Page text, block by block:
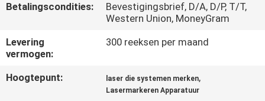
NIEUWS
DE
OPLOSSING
Betalingscondities:
Bevestigingsbrief, D/A, D/P, T/T,
Western Union, MoneyGram
Levering
vermogen:
300 reeksen per maand
Hoogtepunt: laser die systemen merken,
Lasermarkeren Apparatuur